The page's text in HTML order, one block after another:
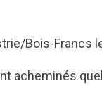
Bois-Francs
acheminés